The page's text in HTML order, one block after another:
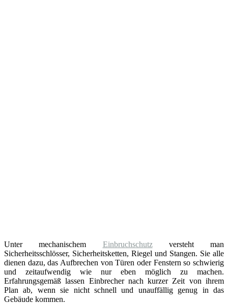
Unter mechanischem Einbruchschutzversteht man
Sicherheitsschlösser, Sicherheitsketten, Riegel und Stangen. Sie alle
dienen dazu, das Aufbrechen von Türen oder Fenstern so schwierig
und zeitaufwendig wie nur eben möglich zu machen.
Erfahrungsgemäß lassen Einbrecher nach kurzer Zeit von ihrem
Plan ab, wenn sie nicht schnell und unauffällig genug in das
Gebäude kommen.